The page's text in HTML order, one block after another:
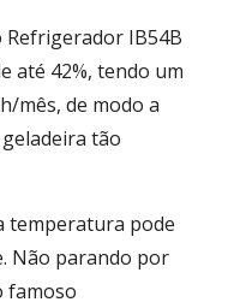
IB54B
até 42%, tendo um
mês, de modo a
tão
temperatura pode
Não parando por
famoso